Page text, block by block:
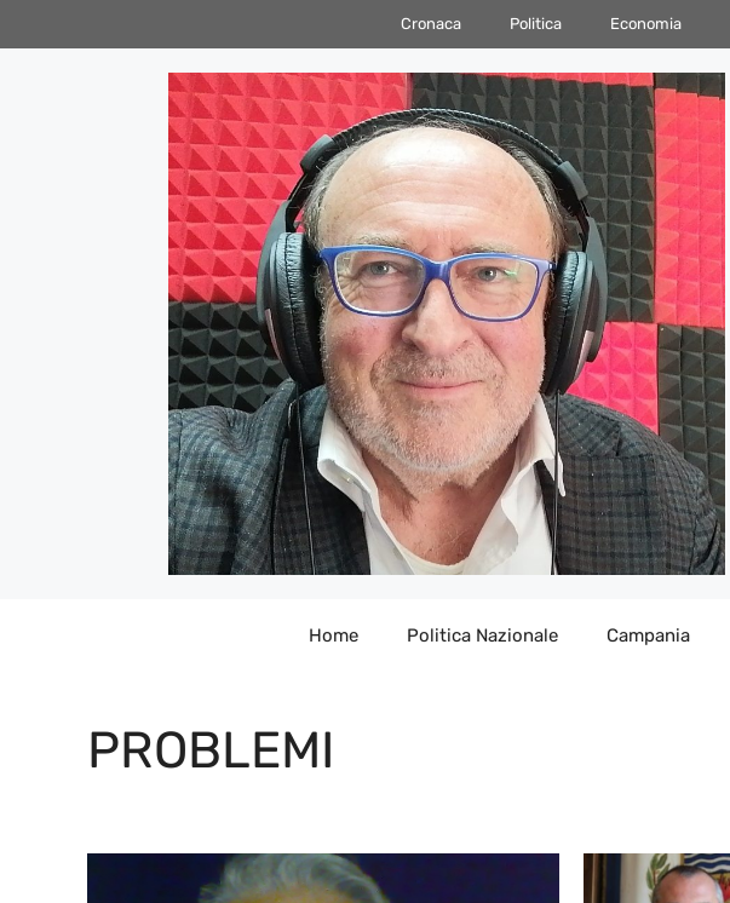
al
Cronaca Politica Economia
Home Politica Nazionale Campania
PROBLEMI